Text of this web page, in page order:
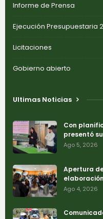
Informe de Prensa
Ejecución Presupuestaria
Licitaciones
Gobierno abierto
Ultimas Noticias
Con
presentó
Ago 5, 2026
Apertura
Ago 4, 2026